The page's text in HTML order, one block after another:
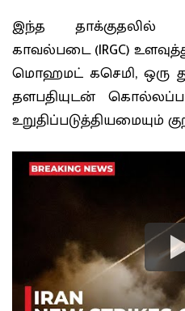
இந்த தாக்குதலில்
காவல்படை (IRGC)
மொஹமட் கசெமி, ஒரு
தளபதியுடன்
உறுதிப்படுத்தியமையும்